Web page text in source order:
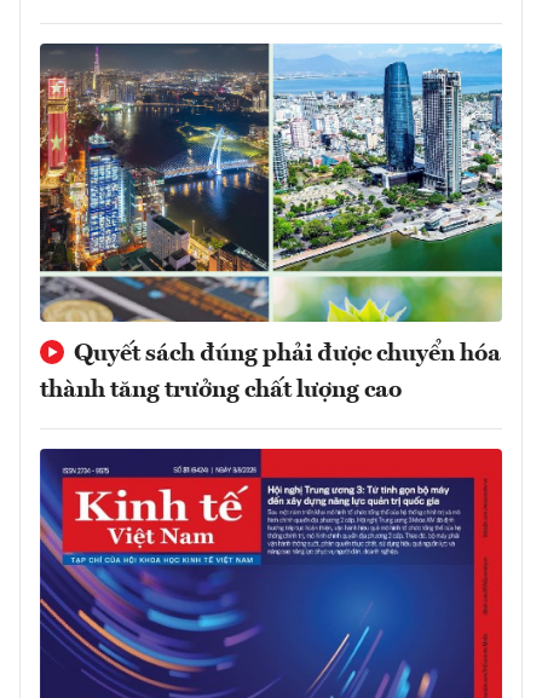
Quyết sách đúng phải được chuyển hóa
thành tăng trưởng chất lượng cao